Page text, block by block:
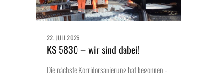
22. JULI 2026
KS 5830 – wir sind dabei!
Die nächste Korridorsanierung hat begonnen -